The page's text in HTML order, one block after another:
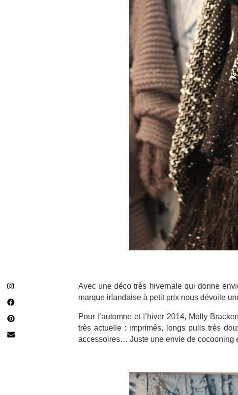
Avec une déco très hivernale qui donne
marque irlandaise à petit prix nous dévoile
Pour l’automne et l’hiver 2014, Molly
très actuelle : imprimés, longs pulls très
accessoires… Juste une envie de cocooning